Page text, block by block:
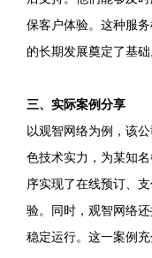
保客户体验。这种服
的长期发展奠定了基础
三、实际案例分享
以观智网络为例，该
色技术实力，为某知
序实现了在线预订、
验。同时，观智网络
稳定运行。这一案例